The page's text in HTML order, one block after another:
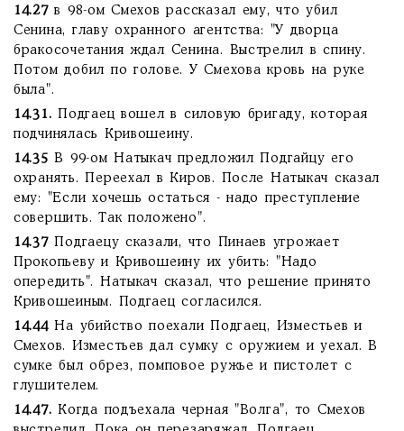
14.27в 98-ом Смехов рассказал ему, что убил
Сенина, главу охранного агентства: "У дворца
бракосочетания ждал Сенина. Выстрелил в спину.
Потом добил по голове. У Смехова кровь на руке
была".
14.31. Подгаец вошел в силовую бригаду, которая
подчинялась Кривошеину.
14.35В 99-ом Натыкач предложил Подгайцу его
охранять. Переехал в Киров. После Натыкач сказал
ему: "Если хочешь остаться - надо преступление
совершить. Так положено".
14.37Подгаецу сказали, что Пинаев угрожает
Прокопьеву и Кривошеину их убить: "Надо
опередить". Натыкач сказал, что решение принято
Кривошеиным. Подгаец согласился.
14.44На убийство поехали Подгаец, Изместьев и
Смехов. Изместьев дал сумку с оружием и уехал. В
сумке был обрез, помповое ружье и пистолет с
глушителем.
14.47.Когда подъехала черная "Волга", то Смехов